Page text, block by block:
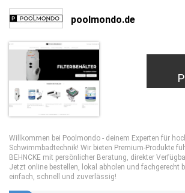
poolmondo.de
Willkommen bei Poolmondo - deinem Experten für
Schwimmbadtechnik! Wir bieten Premium-Produkte
BEHNCKE mit persönlicher Beratung, direkter
Jetzt online bestellen, lokal abholen und fachgerecht
einfach, schnell und zuverlässig!